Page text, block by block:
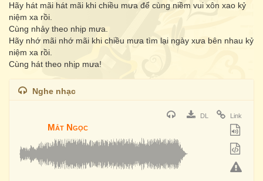
Hãy hát mãi hát mãi khi chiều mưa để cùng niềm vui xôn xao kỷ
niệm xa rồi.
Cùng nhảy theo nhịp mưa.
Hãy nhớ mãi nhớ mãi khi chiều mưa tìm lại ngày xưa bên nhau kỷ
niệm xa rồi.
Cùng hát theo nhịp mưa!
Nghe nhạc
DL Link
Mắt Ngọc